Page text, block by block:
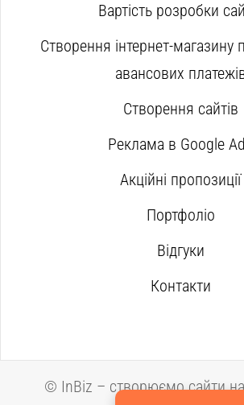
Вартість розробки
Створення інтернет-магазину
авансових
Створення сайтів
Реклама в Google
Акційні пропозиції
Портфоліо
Відгуки
Контакти
© InBiz – створюємо сайти